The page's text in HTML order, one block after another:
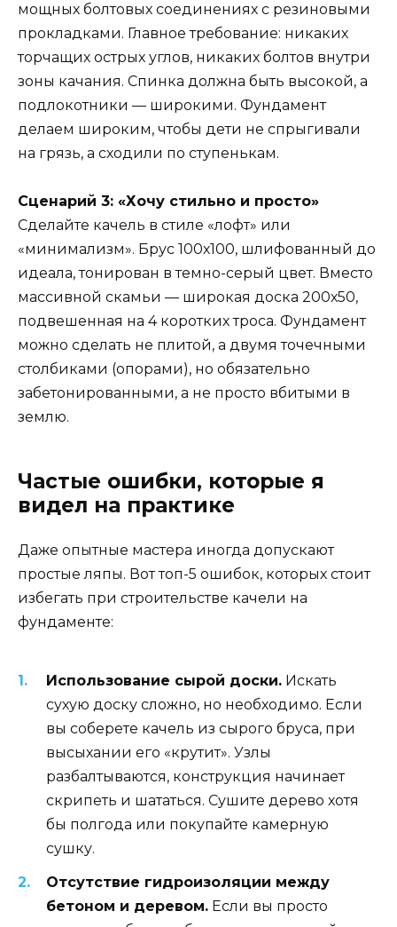
мощных болтовых соединениях с резиновыми
прокладками. Главное требование: никаких
торчащих острых углов, никаких болтов внутри
зоны качания. Спинка должна быть высокой, а
подлокотники — широкими. Фундамент
делаем широким, чтобы дети не спрыгивали
на грязь, а сходили по ступенькам.
Сценарий 3: «Хочу стильно и просто»
Сделайте качель в стиле «лофт» или
«минимализм». Брус 100х100, шлифованный до
идеала, тонирован в темно-серый цвет. Вместо
массивной скамьи — широкая доска 200х50,
подвешенная на 4 коротких троса. Фундамент
можно сделать не плитой, а двумя точечными
столбиками (опорами), но обязательно
забетонированными, а не просто вбитыми в
землю.
Частые ошибки, которые я
видел на практике
Даже опытные мастера иногда допускают
простые ляпы. Вот топ-5 ошибок, которых стоит
избегать при строительстве качели на
фундаменте:
Использование сырой доски. Искать
сухую доску сложно, но необходимо. Если
вы соберете качель из сырого бруса, при
высыхании его «крутит». Узлы
разбалтываются, конструкция начинает
скрипеть и шататься. Сушите дерево хотя
бы полгода или покупайте камерную
сушку.
Отсутствие гидроизоляции между
бетоном и деревом. Если вы просто